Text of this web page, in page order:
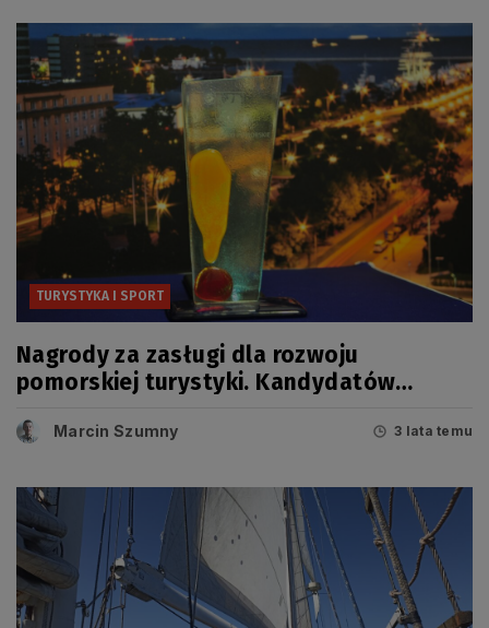
TURYSTYKA I SPORT
Nagrody za zasługi dla rozwoju
pomorskiej turystyki. Kandydatów
Marcin Szumny 3 lata temu